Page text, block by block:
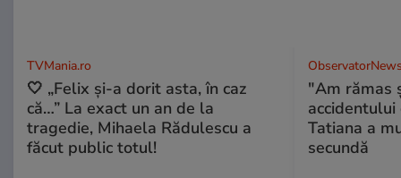
TVMania.ro
🤍 „Felix și-a dorit asta, în caz
că…” La exact un an de la
tragedie, Mihaela Rădulescu a
făcut public totul!
"Am rămas
accidentului
Tatiana a
secundă